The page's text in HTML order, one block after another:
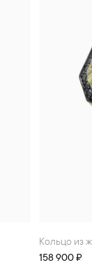
Кольцо из
158 900 ₽